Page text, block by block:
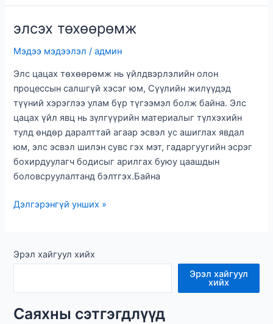
төхөөрөмж
ажилладаг
элсэх төхөөрөмж
Мэдээ мэдээлэл /админ
Элс цацах төхөөрөмж нь үйлдвэрлэлийн олон
процессын салшгүй хэсэг юм, Сүүлийн жилүүдэд
түүний хэрэглээ улам бүр түгээмэл болж байна. Элс
цацах үйл явц нь зүлгүүрийн материалыг түлхэхийн
тулд өндөр даралттай агаар эсвэл ус ашиглах явдал
юм, элс эсвэл шилэн сувс гэх мэт, гадаргуугийн эсрэг
бохирдуулагч бодисыг арилгах буюу цаашдын
боловсруулалтанд бэлтгэх.Байна
элсэх
Дэлгэрэнгүй унших »
Эрэл хайгуул хийх
Эрэл хайгуул
хийх
Саяхны сэтгэгдлүүд